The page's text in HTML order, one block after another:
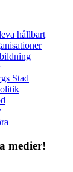
hållbart
Stad
medier!